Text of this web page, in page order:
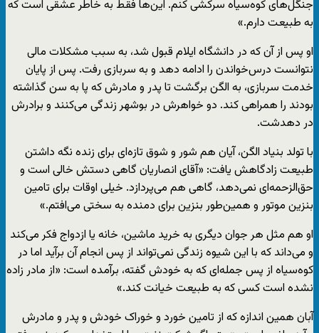
جنگل‌های کوه‌سیاه سرکشی کنم. این‌ها فقط به خاطر عشقی است که
به طبیعت دارم.»
او پس از آن که در دانشگاه ایلام قبول شد، به سبب مشکلات مالی
نتوانست درس‌خواندن را ادامه دهد و به سربازی رفت. پس از پایان
خدمت‌ سربازی، به الگن برگشت تا پدر و مادرش که پا به سن گذاشته‌
بودند را همراهی کند. دو خواهرش در بوشهر زندگی می‌کنند و برادرش
در دهدشت.
با تولد بنیاد الگن، آیان هم شور و شوق تازه‌ای برای زنده‌ نگه داشتن
طبیعت زادگاهش یافت: «آقای انصاریان گاهی دستش خالی است و
حق‌الزحمه‌ای نمی‌دهد، گاهی هم می‌پردازد. خیلی اوقات برای تامین
بنزین موتور و همین‌طور بنزین برای دمنده به سختی می‌افتم.»
او هم مثل هر جوان دیگری به خرید ماشین، خانه یا ازدواج فکر می‌کند
و می‌داند که با این شیوه زندگی نمی‌تواند از پس انجام آن برآید اما در
کوه‌سیاه از پس جمله‌ای که به خودش گفته، برآمده است: «از مادر زاده
نشده است کسی که به طبیعت خیانت کند.»
آبان همین اندازه که از تامین خورد و خوراک خودش و پدر و مادرش